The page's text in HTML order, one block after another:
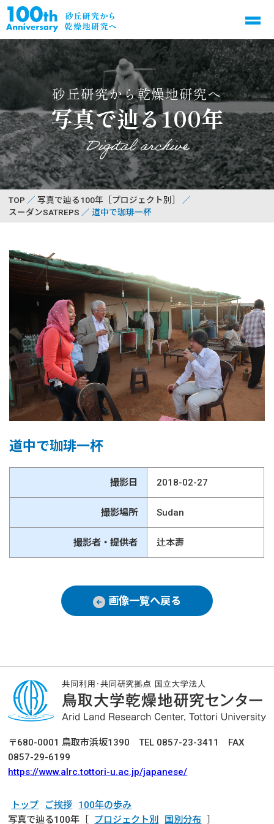
砂丘研究から乾燥地研究へ
写真で辿る100年
Digital archive
TOP
写真で辿る100年［プロジェクト別］
スーダンSATREPS
道中で珈琲一杯
道中で珈琲一杯
撮影日 2018-02-27
撮影場所 Sudan
撮影者・提供者 辻本壽
画像一覧へ戻る
〒680-0001 鳥取市浜坂1390 TEL 0857-23-3411 FAX
0857-29-6199
https://www.alrc.tottori-u.ac.jp/japanese/
トップ ご挨拶
100年の歩み
写真で辿る100年［
プロジェクト別 国別分布